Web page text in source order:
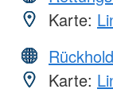
Karte:
Karte: